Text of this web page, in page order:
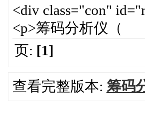
<div class="con"
<p>筹码分析仪（
页: [1]
查看完整版本: 筹码